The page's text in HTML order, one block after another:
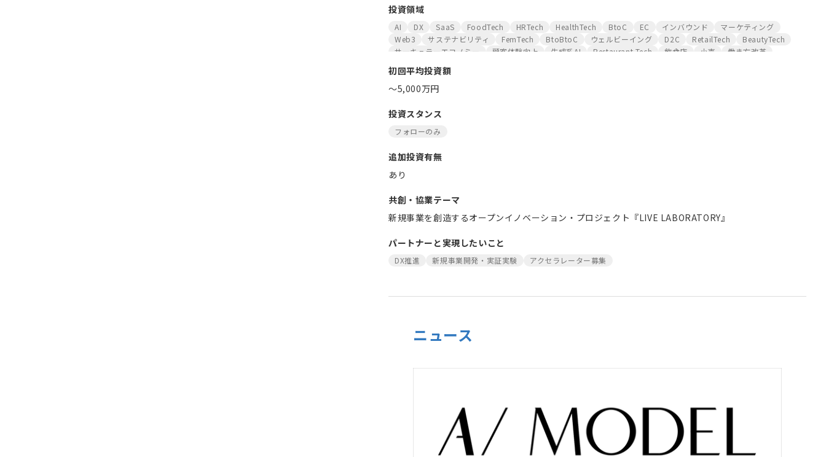
投資領域
AI DX SaaS FoodTech HRTech HealthTech BtoC EC インバウンド
マーケティング
Web3
サステナビリティ FemTech BtoBtoC ウェルビーイング D2C RetailTech
BeautyTech
サーキュラーエコノミー
顧客体験向上 生成系AI Restaurant Tech 飲食店 小売 働き方改革
初回平均投資額
〜5,000万円
投資スタンス
フォローのみ
追加投資有無
あり
共創・協業テーマ
新規事業を創造するオープンイノベーション・プロジェクト『LIVE LABORATORY』
パートナーと実現したいこと
DX推進 新規事業開発・実証実験 アクセラレーター募集
ニュース